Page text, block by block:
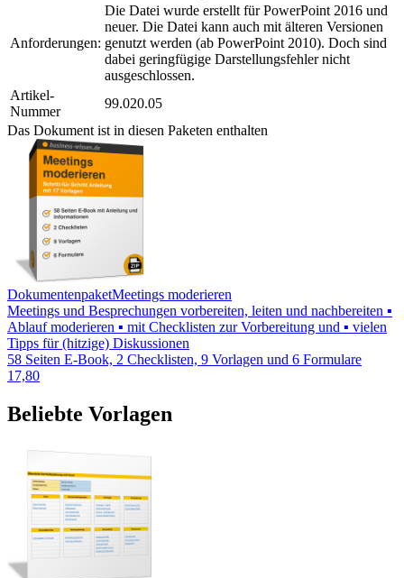
Anforderungen:
Die Datei wurde erstellt für PowerPoint 2016 und
neuer. Die Datei kann auch mit älteren Versionen
genutzt werden (ab PowerPoint 2010). Doch sind
dabei geringfügige Darstellungsfehler nicht
ausgeschlossen.
Artikel-
Nummer
99.020.05
Das Dokument ist in diesen Paketen enthalten
DokumentenpaketMeetings moderieren
Meetings und Besprechungen vorbereiten, leiten und nachbereiten ▪
Ablauf moderieren ▪ mit Checklisten zur Vorbereitung und ▪ vielen
Tipps für (hitzige) Diskussionen
58 Seiten E-Book, 2 Checklisten, 9 Vorlagen und 6 Formulare
17,80
Beliebte Vorlagen